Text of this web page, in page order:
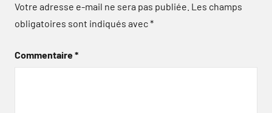
Votre adresse e-mail ne sera pas publiée. Les champs
obligatoires sont indiqués avec*
Commentaire*